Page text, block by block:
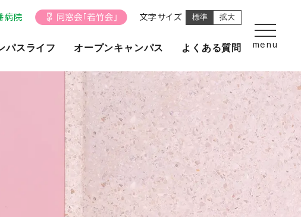
病院 文字サイズ 標準 拡大
パスライフ オープンキャンパス よくある質問